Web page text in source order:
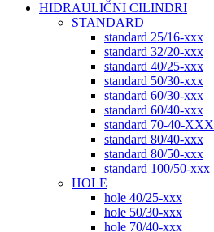
HIDRAULIČNI CILINDRI
STANDARD
standard 25/16-xxx
standard 32/20-xxx
standard 40/25-xxx
standard 50/30-xxx
standard 60/30-xxx
standard 60/40-xxx
standard 70-40-XXX
standard 80/40-xxx
standard 80/50-xxx
standard 100/50-xxx
HOLE
hole 40/25-xxx
hole 50/30-xxx
hole 70/40-xxx